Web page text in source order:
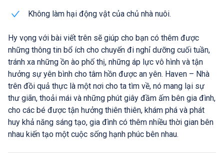
Không làm hại động vật của chủ nhà nuôi.
Hy vọng với bài viết trên sẽ giúp cho bạn có thêm được
những thông tin bổ ích cho chuyến đi nghỉ dưỡng cuối tuần,
tránh xa những ồn ào phố thị, những áp lực vô hình và tận
hưởng sự yên bình cho tâm hồn được an yên. Haven – Nhà
trên đồi quả thực là một nơi cho ta tìm về, nó mang lại sự
thư giãn, thoải mái và những phút giây đầm ấm bên gia đình,
cho các bé được tận hưởng thiên thiên, khám phá và phát
huy khả năng sáng tạo, gia đình có thêm nhiều thời gian bên
nhau kiến tạo một cuộc sống hạnh phúc bên nhau.